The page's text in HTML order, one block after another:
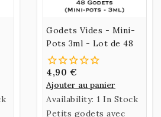
Godets Vides - Mini-
Pots 3ml - Lot de 48
4,90 €
Ajouter au panier
Availability: 1 In Stock
Petits godets avec